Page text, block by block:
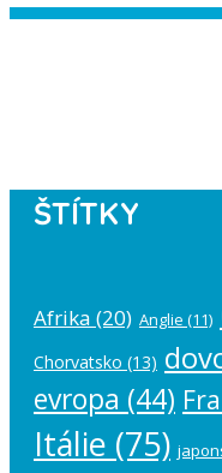
ŠTÍTKY
Afrika (20) Anglie (11)
Chorvatsko (13)
evropa (44)
Itálie (75)